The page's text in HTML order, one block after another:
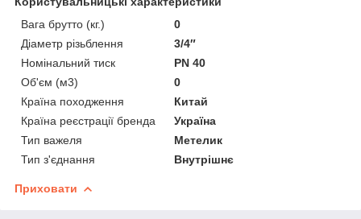
Вага брутто (кг.)
0
Діаметр різьблення
3/4″
Номінальний тиск
PN 40
Об'єм (м3)
0
Країна походження
Китай
Країна реєстрації бренда
Україна
Тип важеля
Метелик
Тип з'єднання
Внутрішнє
Приховати